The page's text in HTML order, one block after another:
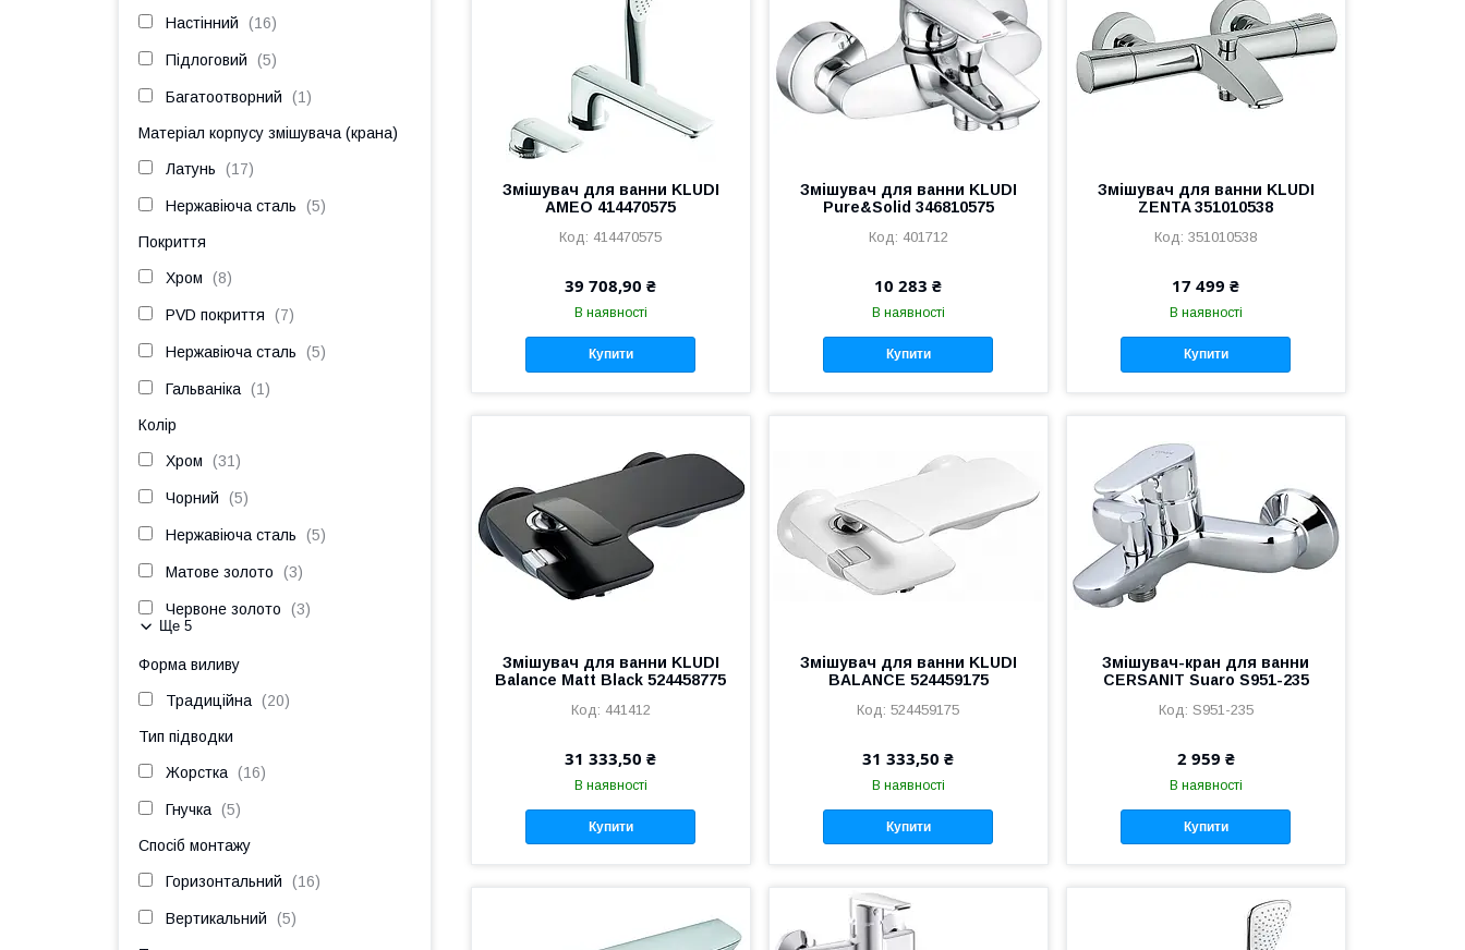
Змішувач для ванни KLUDI
AMEO 414470575
414470575
39 708,90 ₴
В наявності
Купити
Змішувач для ванни KLUDI
Pure&Solid 346810575
401712
10 283 ₴
В наявності
Купити
Змішувач для ванни KLUDI
ZENTA 351010538
351010538
17 499 ₴
В наявності
Купити
Змішувач для ванни KLUDI
Balance Matt Black 524458775
441412
31 333,50 ₴
В наявності
Купити
Змішувач для ванни KLUDI
BALANCE 524459175
524459175
31 333,50 ₴
В наявності
Купити
Змішувач-кран для ванни
CERSANIT Suaro S951-235
S951-235
2 959 ₴
В наявності
Купити
Настінний 16
Підлоговий 5
Багатоотворний 1
Матеріал корпусу змішувача (крана)
Латунь 17
Нержавіюча сталь 5
Покриття
Хром 8
PVD покриття 7
Нержавіюча сталь 5
Гальваніка 1
Колір
Хром 31
Чорний 5
Нержавіюча сталь 5
Матове золото 3
Червоне золото 3
Ще 5
Форма виливу
Традиційна 20
Тип підводки
Жорстка 16
Гнучка 5
Спосіб монтажу
Горизонтальний 16
Вертикальний 5